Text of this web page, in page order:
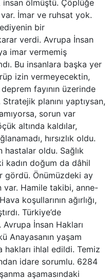
ölmüştü. Çöplüğe
İmar ve ruhsat yok.
bir
verdi. Avrupa İnsan
imar vermemiş
Bu insanlara başka yer
izin vermeyecektin,
fayının üzerinde
planını yaptıysan,
sorun var
altında kaldılar,
hırsızlık oldu.
hastalar oldu. Sağlık
kadın doğum da dâhil
gördü. Önümüzdeki ay
var. Hamile takibi, anne-
koşullarının ağırlığı,
Türkiye’de
İnsan Hakları
Anayasanın yaşam
hakları ihlal edildi. Temiz
idare sorumlu. 6284
aşamasındaki